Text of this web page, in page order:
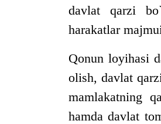
davlat qarzi
harakatlar
Qonun loyihasi
olish, davlat
mamlakatning
hamda davlat